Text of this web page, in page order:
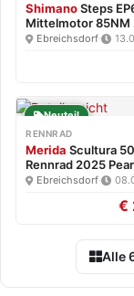
ShimanoSteps
Mittelmotor 85NM
NeuEbreichsdorf·
Neuteil
RENNRAD
Merida Scultura
Rennrad 2025
White/Blk…
Ebreichsdorf·
€
Alle